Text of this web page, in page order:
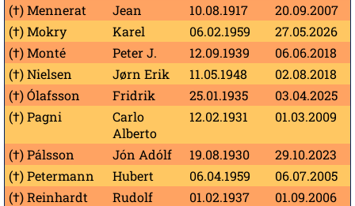
(†) Mennerat
Jean 10.08.1917 20.09.2007
(†) Mokry
Karel 06.02.1959 27.05.2026
(†) Monté
Peter J. 12.09.1939 06.06.2018
(†) Nielsen
Jørn Erik 11.05.1948 02.08.2018
(†) Ólafsson
Fridrik 25.01.1935 03.04.2025
(†) Pagni
Carlo
Alberto
12.02.1931 01.03.2009
(†) Pálsson Jón Adólf 19.08.1930 29.10.2023
(†) Petermann
Hubert 06.04.1959 06.07.2005
(†) Reinhardt
Rudolf 01.02.1937 01.09.2006